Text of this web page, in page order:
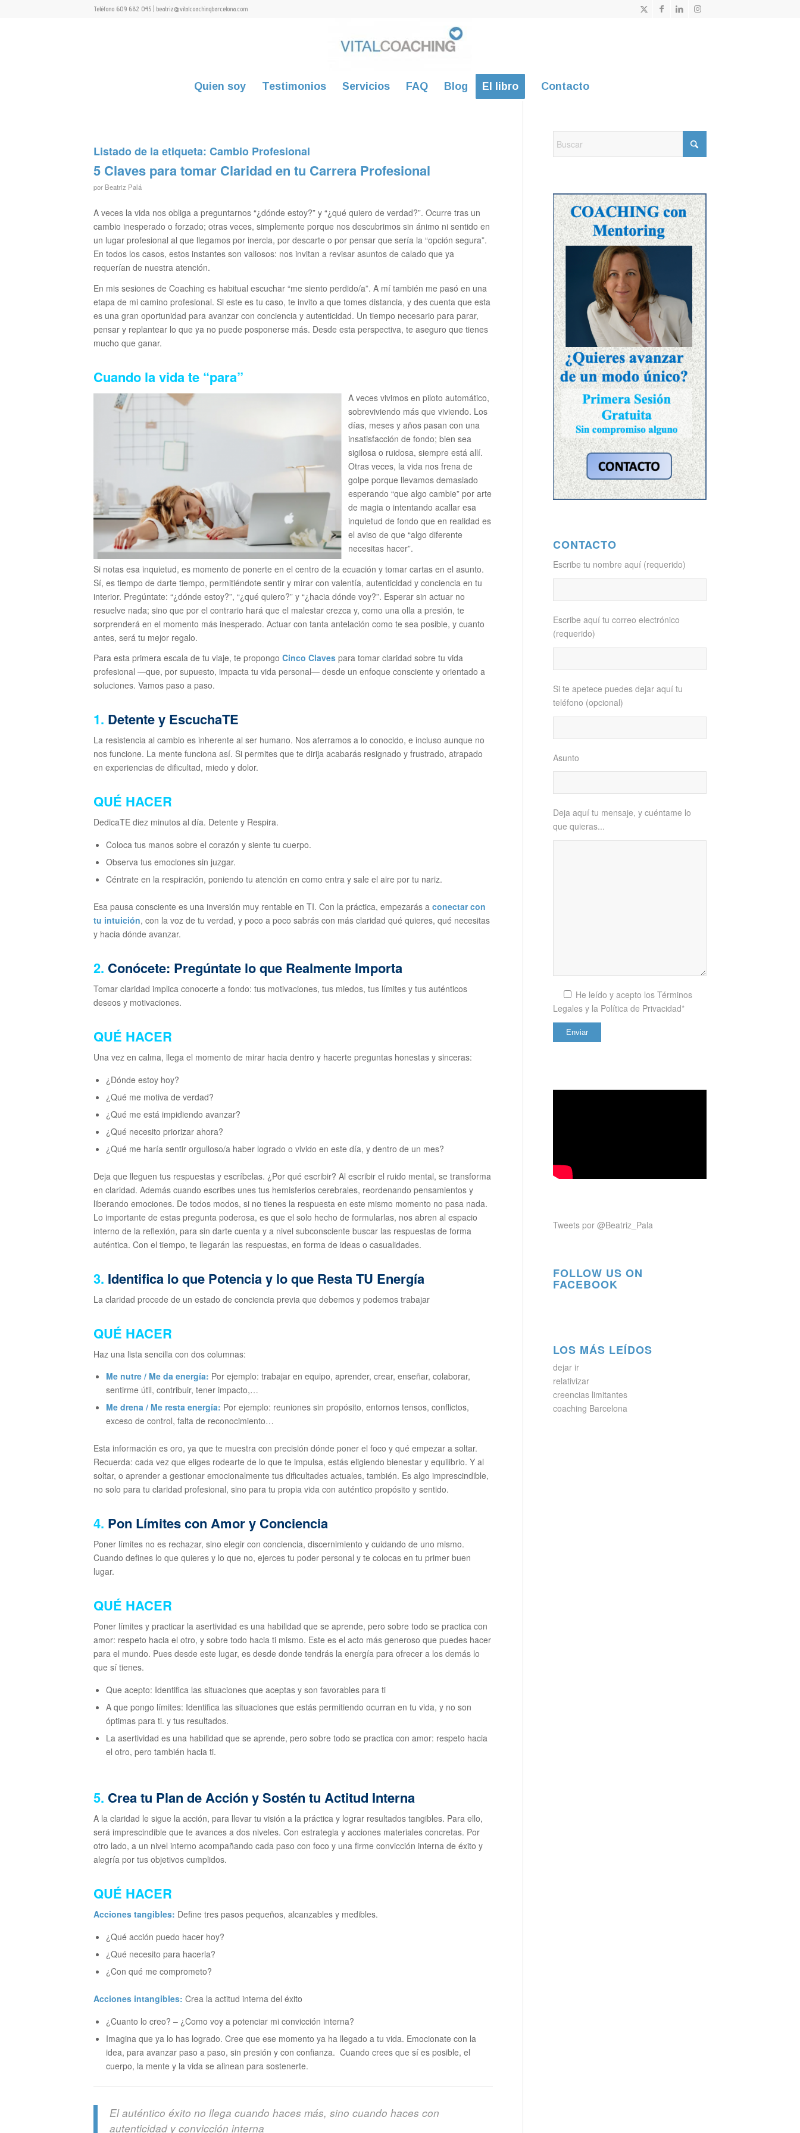
Teléfono 609 682 045 | beatriz@vitalcoachingbarcelona.com
Quien soy Testimonios Servicios FAQ Blog El libro Contacto
Listado de la etiqueta: Cambio Profesional
5 Claves para tomar Claridad en tu Carrera Profesional
por Beatriz Palá
A veces la vida nos obliga a preguntarnos “¿dónde estoy?” y “¿qué quiero de verdad?”. Ocurre tras un
cambio inesperado o forzado; otras veces, simplemente porque nos descubrimos sin ánimo ni sentido en
un lugar profesional al que llegamos por inercia, por descarte o por pensar que sería la “opción segura”.
En todos los casos, estos instantes son valiosos: nos invitan a revisar asuntos de calado que ya
requerían de nuestra atención.
En mis sesiones de Coaching es habitual escuchar “me siento perdido/a”. A mí también me pasó en una
etapa de mi camino profesional. Si este es tu caso, te invito a que tomes distancia, y des cuenta que esta
es una gran oportunidad para avanzar con conciencia y autenticidad. Un tiempo necesario para parar,
pensar y replantear lo que ya no puede posponerse más. Desde esta perspectiva, te aseguro que tienes
mucho que ganar.
Cuando la vida te “para”
A veces vivimos en piloto automático,
sobreviviendo más que viviendo. Los
días, meses y años pasan con una
insatisfacción de fondo; bien sea
sigilosa o ruidosa, siempre está allí.
Otras veces, la vida nos frena de
golpe porque llevamos demasiado
esperando “que algo cambie” por arte
de magia o intentando acallar esa
inquietud de fondo que en realidad es
el aviso de que “algo diferente
necesitas hacer”.
Si notas esa inquietud, es momento de ponerte en el centro de la ecuación y tomar cartas en el asunto.
Sí, es tiempo de darte tiempo, permitiéndote sentir y mirar con valentía, autenticidad y conciencia en tu
interior. Pregúntate: “¿dónde estoy?”, “¿qué quiero?” y “¿hacia dónde voy?”. Esperar sin actuar no
resuelve nada; sino que por el contrario hará que el malestar crezca y, como una olla a presión, te
sorprenderá en el momento más inesperado. Actuar con tanta antelación como te sea posible, y cuanto
antes, será tu mejor regalo.
Para esta primera escala de tu viaje, te propongo Cinco Claves para tomar claridad sobre tu vida
profesional —que, por supuesto, impacta tu vida personal— desde un enfoque consciente y orientado a
soluciones. Vamos paso a paso.
1. Detente y EscuchaTE
La resistencia al cambio es inherente al ser humano. Nos aferramos a lo conocido, e incluso aunque no
nos funcione. La mente funciona así. Si permites que te dirija acabarás resignado y frustrado, atrapado
en experiencias de dificultad, miedo y dolor.
QUÉ HACER
DedicaTE diez minutos al día. Detente y Respira.
Coloca tus manos sobre el corazón y siente tu cuerpo.
Observa tus emociones sin juzgar.
Céntrate en la respiración, poniendo tu atención en como entra y sale el aire por tu nariz.
Esa pausa consciente es una inversión muy rentable en TI. Con la práctica, empezarás a conectar con
tu intuición, con la voz de tu verdad, y poco a poco sabrás con más claridad qué quieres, qué necesitas
y hacia dónde avanzar.
2. Conócete: Pregúntate lo que Realmente Importa
Tomar claridad implica conocerte a fondo: tus motivaciones, tus miedos, tus límites y tus auténticos
deseos y motivaciones.
QUÉ HACER
Una vez en calma, llega el momento de mirar hacia dentro y hacerte preguntas honestas y sinceras:
¿Dónde estoy hoy?
¿Qué me motiva de verdad?
¿Qué me está impidiendo avanzar?
¿Qué necesito priorizar ahora?
¿Qué me haría sentir orgulloso/a haber logrado o vivido en este día, y dentro de un mes?
Deja que lleguen tus respuestas y escríbelas. ¿Por qué escribir? Al escribir el ruido mental, se transforma
en claridad. Además cuando escribes unes tus hemisferios cerebrales, reordenando pensamientos y
liberando emociones. De todos modos, si no tienes la respuesta en este mismo momento no pasa nada.
Lo importante de estas pregunta poderosa, es que el solo hecho de formularlas, nos abren al espacio
interno de la reflexión, para sin darte cuenta y a nivel subconsciente buscar las respuestas de forma
auténtica. Con el tiempo, te llegarán las respuestas, en forma de ideas o casualidades.
3. Identifica lo que Potencia y lo que Resta TU Energía
La claridad procede de un estado de conciencia previa que debemos y podemos trabajar
QUÉ HACER
Haz una lista sencilla con dos columnas:
Me nutre / Me da energía: Por ejemplo: trabajar en equipo, aprender, crear, enseñar, colaborar,
sentirme útil, contribuir, tener impacto,…
Me drena / Me resta energía: Por ejemplo: reuniones sin propósito, entornos tensos, conflictos,
exceso de control, falta de reconocimiento…
Esta información es oro, ya que te muestra con precisión dónde poner el foco y qué empezar a soltar.
Recuerda: cada vez que eliges rodearte de lo que te impulsa, estás eligiendo bienestar y equilibrio. Y al
soltar, o aprender a gestionar emocionalmente tus dificultades actuales, también. Es algo imprescindible,
no solo para tu claridad profesional, sino para tu propia vida con auténtico propósito y sentido.
4. Pon Límites con Amor y Conciencia
Poner límites no es rechazar, sino elegir con conciencia, discernimiento y cuidando de uno mismo.
Cuando defines lo que quieres y lo que no, ejerces tu poder personal y te colocas en tu primer buen
lugar.
QUÉ HACER
Poner límites y practicar la asertividad es una habilidad que se aprende, pero sobre todo se practica con
amor: respeto hacia el otro, y sobre todo hacia ti mismo. Este es el acto más generoso que puedes hacer
para el mundo. Pues desde este lugar, es desde donde tendrás la energía para ofrecer a los demás lo
que sí tienes.
Que acepto: Identifica las situaciones que aceptas y son favorables para ti
A que pongo límites: Identifica las situaciones que estás permitiendo ocurran en tu vida, y no son
óptimas para ti. y tus resultados.
La asertividad es una habilidad que se aprende, pero sobre todo se practica con amor: respeto hacia
el otro, pero también hacia ti.
5. Crea tu Plan de Acción y Sostén tu Actitud Interna
A la claridad le sigue la acción, para llevar tu visión a la práctica y lograr resultados tangibles. Para ello,
será imprescindible que te avances a dos niveles. Con estrategia y acciones materiales concretas. Por
otro lado, a un nivel interno acompañando cada paso con foco y una firme convicción interna de éxito y
alegría por tus objetivos cumplidos.
QUÉ HACER
Acciones tangibles: Define tres pasos pequeños, alcanzables y medibles.
¿Qué acción puedo hacer hoy?
¿Qué necesito para hacerla?
¿Con qué me comprometo?
Acciones intangibles: Crea la actitud interna del éxito
¿Cuanto lo creo? – ¿Como voy a potenciar mi convicción interna?
Imagina que ya lo has logrado. Cree que ese momento ya ha llegado a tu vida. Emocionate con la
idea, para avanzar paso a paso, sin presión y con confianza. Cuando crees que sí es posible, el
cuerpo, la mente y la vida se alinean para sostenerte.
El auténtico éxito no llega cuando haces más, sino cuando haces con
autenticidad y convicción interna
CONTACTO
Escribe tu nombre aquí (requerido)
Escribe aquí tu correo electrónico
(requerido)
Si te apetece puedes dejar aquí tu
teléfono (opcional)
Asunto
Deja aquí tu mensaje, y cuéntame lo
que quieras...
He leído y acepto los Términos
Legales y la Política de Privacidad*
Tweets por @Beatriz_Pala
FOLLOW US ON
FACEBOOK
LOS MÁS LEÍDOS
dejar ir
relativizar
creencias limitantes
coaching Barcelona